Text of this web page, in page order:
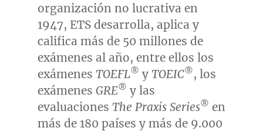
organización no lucrativa en
1947, ETS desarrolla, aplica y
califica más de 50 millones de
exámenes al año, entre ellos los
exámenes TOEFL® y TOEIC®, los
exámenes GRE® y las
evaluaciones The Praxis Series® en
más de 180 países y más de 9.000